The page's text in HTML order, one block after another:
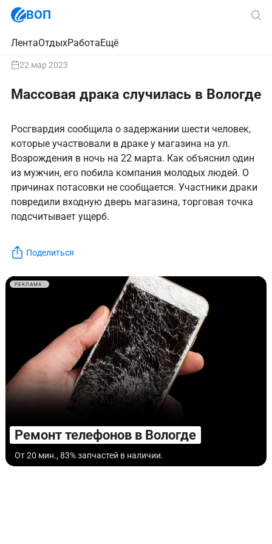
ВОП
ЛентаОтдыхРаботаЕщё
22 мар 2023
Массовая драка случилась в Вологде
Росгвардия сообщила о задержании шести человек,
которые участвовали в драке у магазина на ул.
Возрождения в ночь на 22 марта. Как объяснил один
из мужчин, его побила компания молодых людей. О
причинах потасовки не сообщается. Участники драки
повредили входную дверь магазина, торговая точка
подсчитывает ущерб.
Поделиться
РЕКЛАМА
Ремонт телефонов в Вологде
От 20 мин., 83% запчастей в наличии.